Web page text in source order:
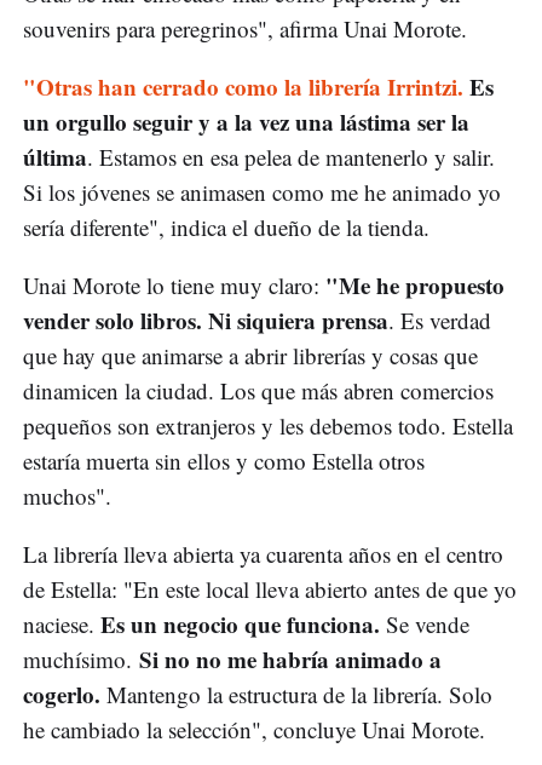
souvenirs para peregrinos", afirma Unai Morote.
"Otras han cerrado como la librería Irrintzi. Es
un orgullo seguir y a la vez una lástima ser la
última. Estamos en esa pelea de mantenerlo y salir.
Si los jóvenes se animasen como me he animado yo
sería diferente", indica el dueño de la tienda.
Unai Morote lo tiene muy claro: "Me he propuesto
vender solo libros. Ni siquiera prensa. Es verdad
que hay que animarse a abrir librerías y cosas que
dinamicen la ciudad. Los que más abren comercios
pequeños son extranjeros y les debemos todo. Estella
estaría muerta sin ellos y como Estella otros
muchos".
La librería lleva abierta ya cuarenta años en el centro
de Estella: "En este local lleva abierto antes de que yo
naciese. Es un negocio que funciona. Se vende
muchísimo. Si no no me habría animado a
cogerlo. Mantengo la estructura de la librería. Solo
he cambiado la selección", concluye Unai Morote.